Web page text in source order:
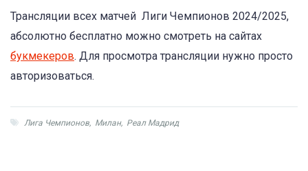
Трансляции всех матчей Лиги Чемпионов 2024/2025,
абсолютно бесплатно можно смотреть на сайтах
букмекеров. Для просмотра трансляции нужно просто
авторизоваться.
Лига Чемпионов, Милан, Реал Мадрид